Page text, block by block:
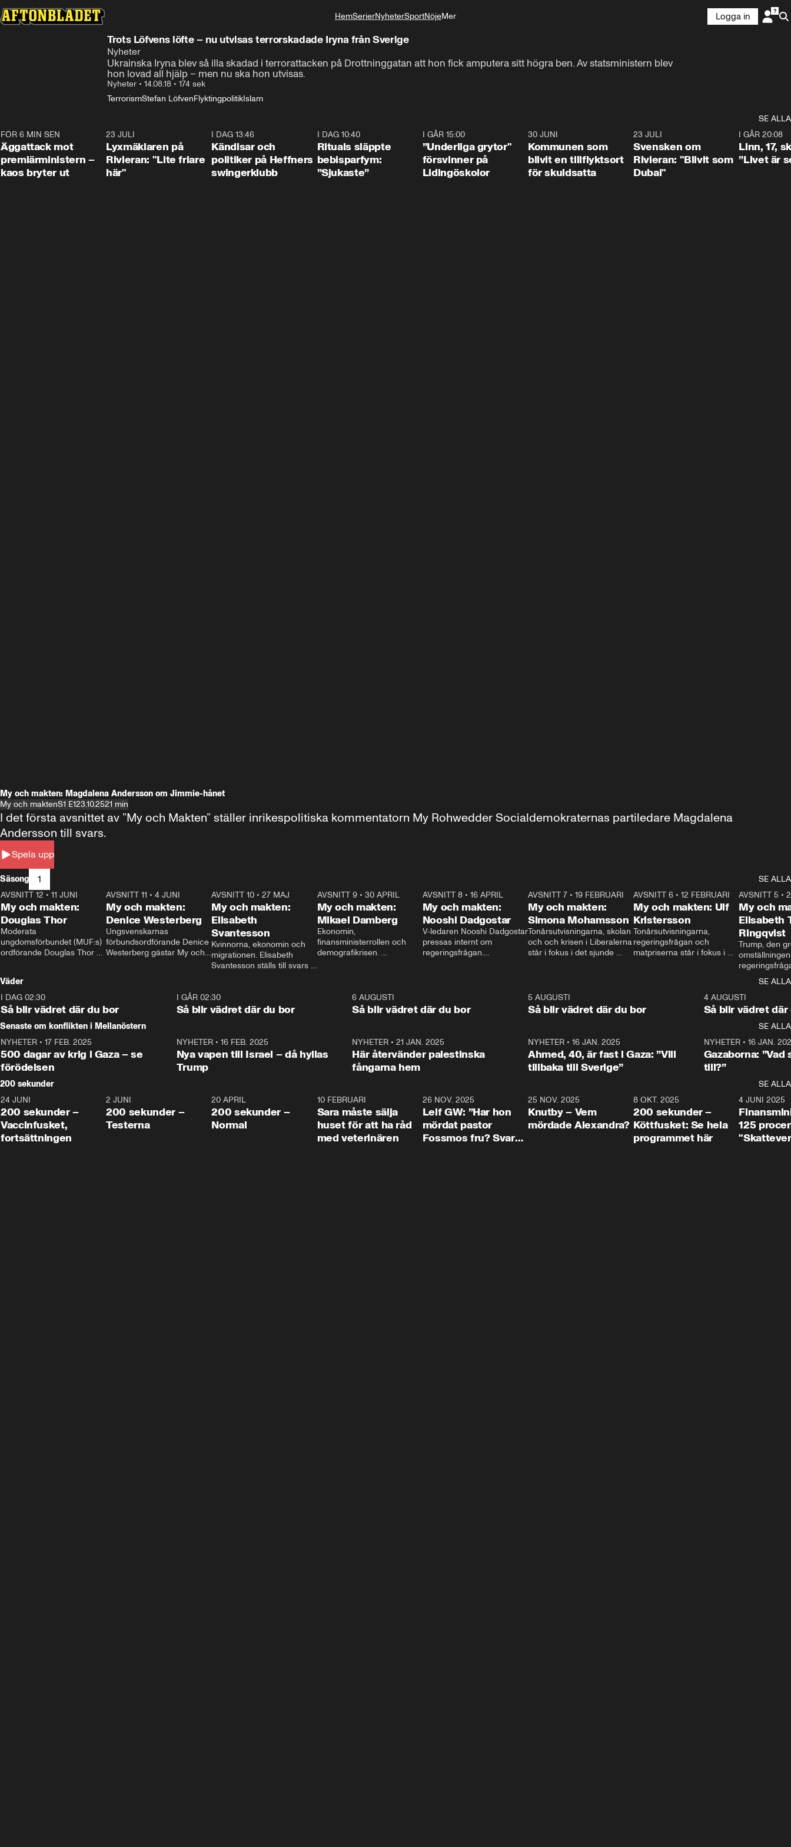
HemSerierNyheterSportNöjeMer
Logga in
Trots Löfvens löfte – nu utvisas terrorskadade Iryna från Sverige
Nyheter
Ukrainska Iryna blev så illa skadad i terrorattacken på Drottninggatan att hon fick amputera sitt högra ben. Av statsministern blev
hon lovad all hjälp – men nu ska hon utvisas.
Nyheter • 14.08.18 • 174 sek
TerrorismStefan LöfvenFlyktingpolitikIslam
SE ALLA
0:37
FÖR 6 MIN SEN
Äggattack mot
premiärministern –
kaos bryter ut
23 JULI
Lyxmäklaren på
Rivieran: "Lite friare
här"
I DAG 13:46
Kändisar och
politiker på Heffners
swingerklubb
I DAG 10:40
Rituals släppte
bebisparfym:
”Sjukaste”
I GÅR 15:00
”Underliga grytor"
försvinner på
Lidingöskolor
1:24
30 JUNI
Kommunen som
blivit en tillflyktsort
för skuldsatta
23 JULI
Svensken om
Rivieran: "Blivit som
Dubai"
I GÅR 20:08
Linn, 17,
”Livet är
My och makten: Magdalena Andersson om Jimmie-hånet
My och maktenS1 E123.10.2521 min
Spela upp
I det första avsnittet av ”My och Makten” ställer inrikespolitiska kommentatorn My Rohwedder Socialdemokraternas partiledare Magdalena
Andersson till svars.
Säsong 1
SE ALLA
26:27
AVSNITT 12 • 11 JUNI
My och makten:
Douglas Thor
Moderata
ungdomsförbundet (MUF:s)
ordförande Douglas Thor
tonårsutvisningarna och hur
Moderaterna ska locka
väljare till valet i höst.
23:40
AVSNITT 11 •4 JUNI
My och makten:
Denice Westerberg
Ungsvenskarnas
förbundsordförande Denice
Westerberg gästar My och
AVSNITT 10 •27 MAJ
My och makten:
Elisabeth
Svantesson
Kvinnorna, ekonomin och
migrationen. Elisabeth
Svantesson ställs till svars
AVSNITT 9• 30 APRIL
My och makten:
Mikael Damberg
Ekonomin,
finansministerrollen och
demografikrisen.
och Makten.
AVSNITT 8• 16 APRIL
My och makten:
Nooshi Dadgostar
V-ledaren Nooshi Dadgostar
pressas internt om
regeringsfrågan.
– Vi ställer upp i val. Ska vi
vara med så sitter vi förstås
24:30
AVSNITT 7• 19 FEBRUARI
My och makten:
Simona Mohamsson
Tonårsutvisningarna, skolan
och och krisen i Liberalerna
står i fokus i det sjunde
kommentator My
Rohwedder ställer
utbildnings- och
Mohamsson till svars.
27:30
AVSNITT 6 •12 FEBRUARI
My och makten: Ulf
Kristersson
Tonårsutvisningarna,
regeringsfrågan och
matpriserna står i fokus i
Rohwedder ställer
statsminister Ulf Kristersson
AVSNITT 5 •
My och
Elisabeth
Ringqvist
Trump, den
centrum i
avsnittet av
Makten”. Se
Aftonbladets
Rohwedder
Thand Ring
Väder
SE ALLA
I DAG 02:30
Så blir vädret där du bor
1:06
I GÅR 02:30
Så blir vädret där du bor
6 AUGUSTI
Så blir vädret där du bor
5 AUGUSTI
Så blir vädret där du bor
4 AUGUSTI
Så blir vädret där
Senaste om konflikten i Mellanöstern
SE ALLA
NYHETER • 17 FEB. 2025
500 dagar av krig i Gaza – se
förödelsen
NYHETER• 16 FEB. 2025
Nya vapen till Israel – då hyllas
Trump
NYHETER •21 JAN. 2025
Här återvänder palestinska
fångarna hem
NYHETER• 16 JAN. 2025
Ahmed, 40, är fast i Gaza: ”Vill
tillbaka till Sverige”
NYHETER• 16 JAN.
Gazaborna:
till?”
200 sekunder
SE ALLA
5:00
24 JUNI
200 sekunder –
Vaccinfusket,
fortsättningen
4:23
2 JUNI
200 sekunder –
Testerna
20 APRIL
200 sekunder –
Normal
10 FEBRUARI
Sara måste sälja
huset för att ha råd
med veterinären
26 NOV. 2025
Leif GW: ”Har hon
mördat pastor
Fossmos fru? Svar
31:05
25 NOV. 2025
Knutby – Vem
mördade Alexandra?
4:29
8 OKT. 2025
200 sekunder –
Köttfusket: Se hela
programmet här
4 JUNI 2025
125